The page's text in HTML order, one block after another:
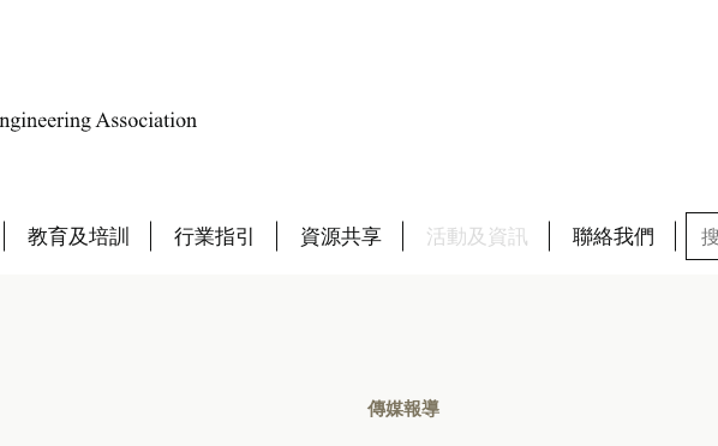
教育及培訓 行業指引 資源共享 活動及資訊 聯絡我們
傳媒報導